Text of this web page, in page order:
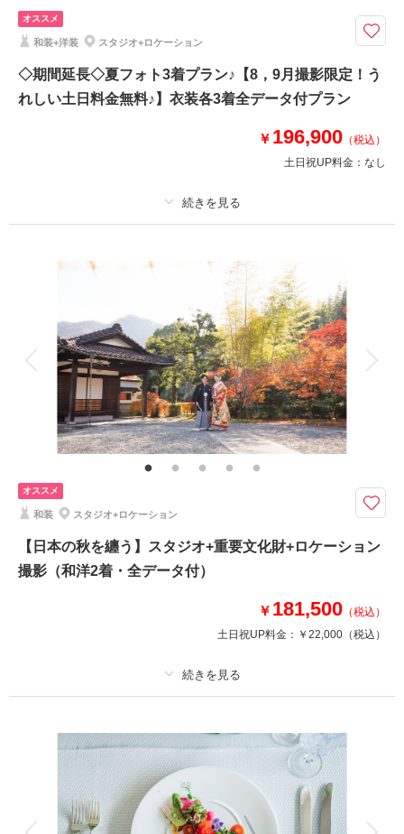
夏は特典多数でお得♪５大特典でウェディングフォトを楽しもう！
②データ50カット増量
③重要文化財やチャペル等無料
④アルバムも半額！
来店・オンライン を確認する
オススメ
和装+洋装 スタジオ+ロケーション
◇期間延長◇夏フォト3着プラン♪【8，9月撮影限定！う
れしい土日料金無料♪】衣装各3着全データ付プラン
￥ 196,900 （税込）
土日祝UP料金： なし
撮影料 新婦衣装3着
ヘアメイク 小物一式
アルバム データ 250 カット 台紙付写真
衣装追加 会食 挙式
家族と撮影 家族用衣装レンタル ペットと撮影
その他含むもの
重要文化財やチャペルでの撮影可
室内に豊富な撮影シーンで暑い夏でも安心！和洋両方撮影できる重要文化財
＆チャペル＆大正レトロ＆ガーデン撮影プラン
①基本料金2万円OFF ②データ100カット増量 ③重要文化財やチャペル
④土日料金も無料 ⑤アルバム半額！
⑥グレードアップ衣装も全て無料（当館撮影用衣装に限る）
⑦美肌修正＆追加修正3か所付
オススメ
和装 スタジオ+ロケーション
【日本の秋を纏う】スタジオ+重要文化財+ロケーション
撮影（和洋2着・全データ付）
￥ 181,500 （税込）
土日祝UP料金： ￥22,000 （税込）
撮影料 新婦衣装2着 新郎衣装2着
ヘアメイク 小物一式
アルバム データ 100 カット 台紙付写真
衣装追加 会食 挙式